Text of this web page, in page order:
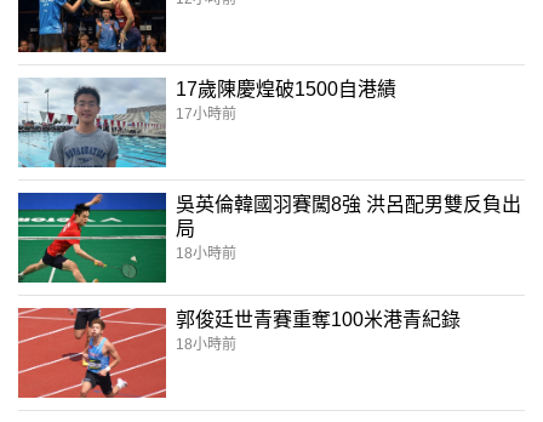
17歲陳慶煌破1500自港績
17小時前
吳英倫韓國羽賽闖8強 洪呂配男雙反負出
局
18小時前
郭俊廷世青賽重奪100米港青紀錄
18小時前